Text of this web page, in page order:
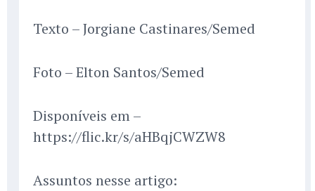
Texto – Jorgiane Castinares/Semed
Foto – Elton Santos/Semed
Disponíveis em –
https://flic.kr/s/aHBqjCWZW8
Assuntos nesse artigo: